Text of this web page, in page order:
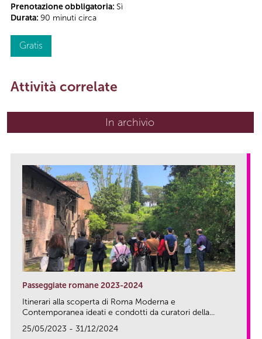
Prenotazione obbligatoria: Sì
Durata: 90 minuti circa
Gratis
Attività correlate
In archivio
Passeggiate romane 2023-2024
Itinerari alla scoperta di Roma Moderna e
Contemporanea ideati e condotti da curatori della...
25/05/2023 - 31/12/2024